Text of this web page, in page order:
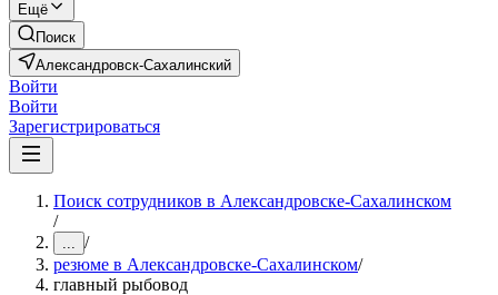
Ещё
Поиск
Александровск-Сахалинский
Войти
Войти
Зарегистрироваться
Поиск сотрудников в Александровске-Сахалинском
/
... /
резюме в Александровске-Сахалинском/
главный рыбовод